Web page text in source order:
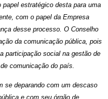
estratégico desta para uma
com o papel da Empresa
desse processo. O Conselho
da comunicação pública, pois
participação social na gestão de
comunicação do país.
se deparando com um descaso
e com seu órgão de